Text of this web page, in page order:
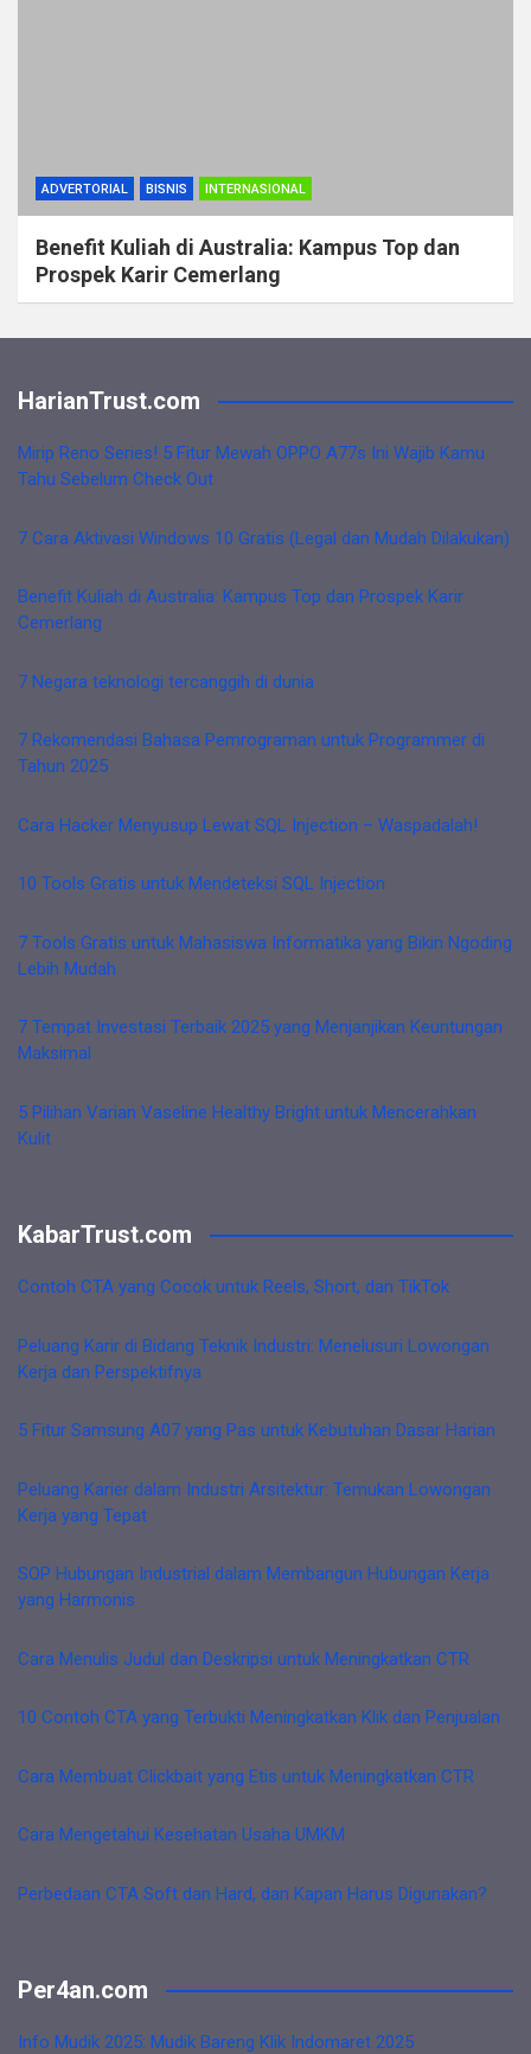
ADVERTORIAL BISNIS INTERNASIONAL
Benefit Kuliah di Australia: Kampus Top dan
Prospek Karir Cemerlang
HarianTrust.com
Mirip Reno Series! 5 Fitur Mewah OPPO A77s Ini Wajib Kamu
Tahu Sebelum Check Out
7 Cara Aktivasi Windows 10 Gratis (Legal dan Mudah Dilakukan)
Benefit Kuliah di Australia: Kampus Top dan Prospek Karir
Cemerlang
7 Negara teknologi tercanggih di dunia
7 Rekomendasi Bahasa Pemrograman untuk Programmer di
Tahun 2025
Cara Hacker Menyusup Lewat SQL Injection – Waspadalah!
10 Tools Gratis untuk Mendeteksi SQL Injection
7 Tools Gratis untuk Mahasiswa Informatika yang Bikin Ngoding
Lebih Mudah
7 Tempat Investasi Terbaik 2025 yang Menjanjikan Keuntungan
Maksimal
5 Pilihan Varian Vaseline Healthy Bright untuk Mencerahkan
Kulit
KabarTrust.com
Contoh CTA yang Cocok untuk Reels, Short, dan TikTok
Peluang Karir di Bidang Teknik Industri: Menelusuri Lowongan
Kerja dan Perspektifnya
5 Fitur Samsung A07 yang Pas untuk Kebutuhan Dasar Harian
Peluang Karier dalam Industri Arsitektur: Temukan Lowongan
Kerja yang Tepat
SOP Hubungan Industrial dalam Membangun Hubungan Kerja
yang Harmonis
Cara Menulis Judul dan Deskripsi untuk Meningkatkan CTR
10 Contoh CTA yang Terbukti Meningkatkan Klik dan Penjualan
Cara Membuat Clickbait yang Etis untuk Meningkatkan CTR
Cara Mengetahui Kesehatan Usaha UMKM
Perbedaan CTA Soft dan Hard, dan Kapan Harus Digunakan?
Per4an.com
Info Mudik 2025: Mudik Bareng Klik Indomaret 2025